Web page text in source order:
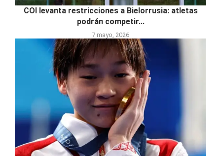
COI levanta restricciones a Bielorrusia: atletas
podrán competir...
7 mayo, 2026